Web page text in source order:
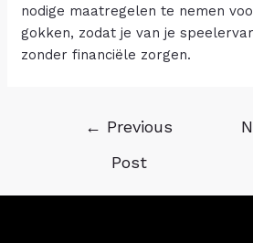
nodige maatregelen te nemen
gokken, zodat je van je
zonder financiële zorgen.
← Previous
Post